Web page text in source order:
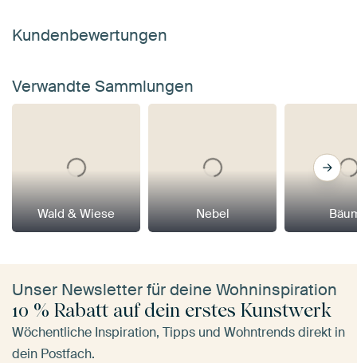
Kundenbewertungen
Verwandte Sammlungen
Wald & Wiese Nebel
Unser Newsletter für deine Wohninspiration
10 % Rabatt auf dein erstes Kunstwerk
Wöchentliche Inspiration, Tipps und Wohntrends direkt in
dein Postfach.